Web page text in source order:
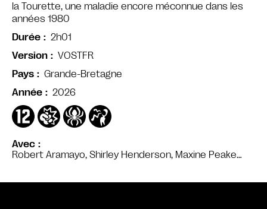
Avec
Robert Aramayo, Shirley Henderson, Maxine Peake…
la Tourette, une maladie encore méconnue dans les
années 1980
Durée
2h01
Version
VOSTFR
Pays
Grande-Bretagne
Année
2026